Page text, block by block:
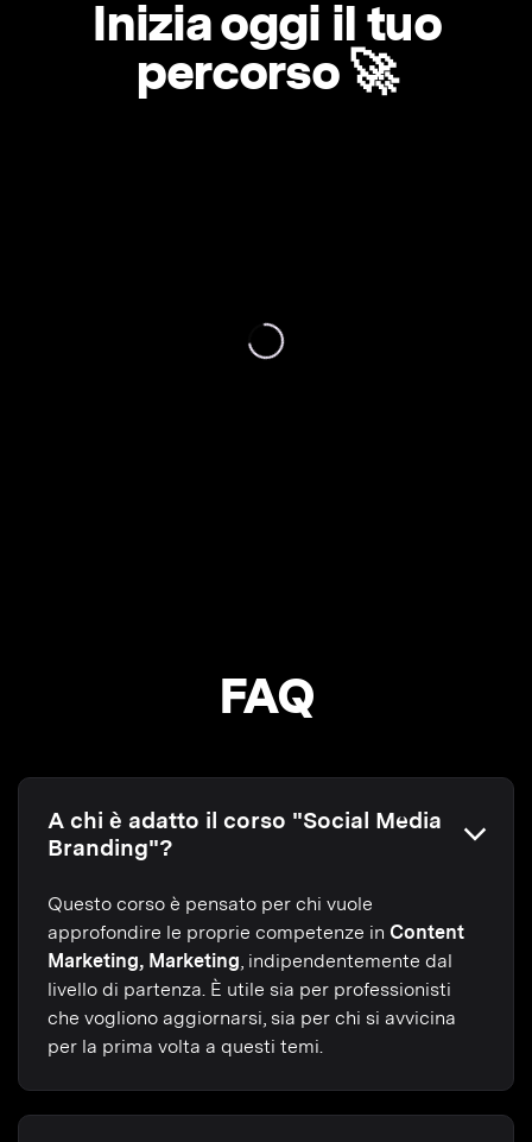
Inizia oggi il tuo
percorso 🚀
FAQ
A chi è adatto il corso "Social Media
Branding"?
Questo corso è pensato per chi vuole
approfondire le proprie competenze in Content
Marketing, Marketing , indipendentemente dal
livello di partenza. È utile sia per professionisti
che vogliono aggiornarsi, sia per chi si avvicina
per la prima volta a questi temi.